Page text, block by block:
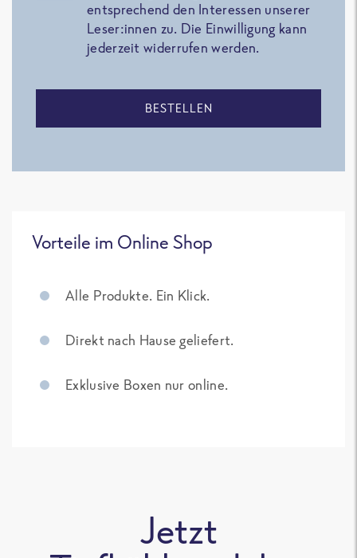
entsprechend den Interessen unserer
Leser:innen zu. Die Einwilligung kann
jederzeit widerrufen werden.
BESTELLEN
Vorteile im Online Shop
Alle Produkte. Ein Klick.
Direkt nach Hause geliefert.
Exklusive Boxen nur online.
Jetzt